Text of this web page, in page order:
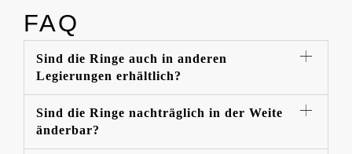
FAQ
Sind die Ringe auch in anderen
Legierungen erhältlich?
Sind die Ringe nachträglich in der Weite
änderbar?